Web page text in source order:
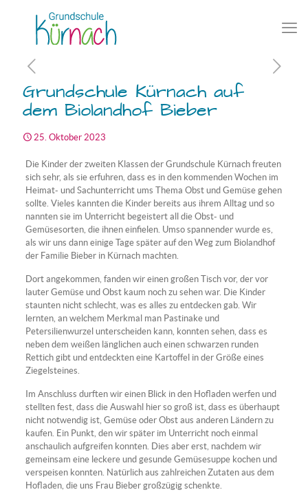
Grundschule Kürnach auf
dem Biolandhof Bieber
25. Oktober 2023
Die Kinder der zweiten Klassen der Grundschule Kürnach freuten
sich sehr, als sie erfuhren, dass es in den kommenden Wochen im
Heimat- und Sachunterricht ums Thema Obst und Gemüse gehen
sollte. Vieles kannten die Kinder bereits aus ihrem Alltag und so
nannten sie im Unterricht begeistert all die Obst- und
Gemüsesorten, die ihnen einfielen. Umso spannender wurde es,
als wir uns dann einige Tage später auf den Weg zum Biolandhof
der Familie Bieber in Kürnach machten.
Dort angekommen, fanden wir einen großen Tisch vor, der vor
lauter Gemüse und Obst kaum noch zu sehen war. Die Kinder
staunten nicht schlecht, was es alles zu entdecken gab. Wir
lernten, an welchem Merkmal man Pastinake und
Petersilienwurzel unterscheiden kann, konnten sehen, dass es
neben dem weißen länglichen auch einen schwarzen runden
Rettich gibt und entdeckten eine Kartoffel in der Größe eines
Ziegelsteines.
Im Anschluss durften wir einen Blick in den Hofladen werfen und
stellten fest, dass die Auswahl hier so groß ist, dass es überhaupt
nicht notwendig ist, Gemüse oder Obst aus anderen Ländern zu
kaufen. Ein Punkt, den wir später im Unterricht noch einmal
anschaulich aufgreifen konnten. Dies aber erst, nachdem wir
gemeinsam eine leckere und gesunde Gemüsesuppe kochen und
verspeisen konnten. Natürlich aus zahlreichen Zutaten aus dem
Hofladen, die uns Frau Bieber großzügig schenkte.